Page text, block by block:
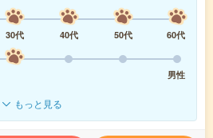
30代 40代 50代
60代
男性
もっと見る